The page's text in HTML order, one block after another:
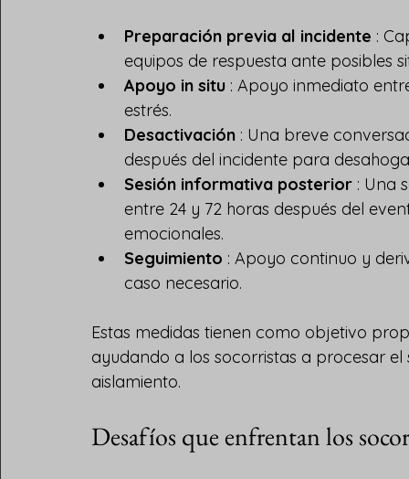
Preparación previa al incidente :
equipos de respuesta ante posibles
Apoyo in situ : Apoyo inmediato
estrés.
Desactivación : Una breve
después del incidente para
Sesión informativa posterior : Una
entre 24 y 72 horas después del
emocionales.
Seguimiento : Apoyo continuo y
caso necesario.
Estas medidas tienen como objetivo
ayudando a los socorristas a procesar
aislamiento.
Desafíos que enfrentan los